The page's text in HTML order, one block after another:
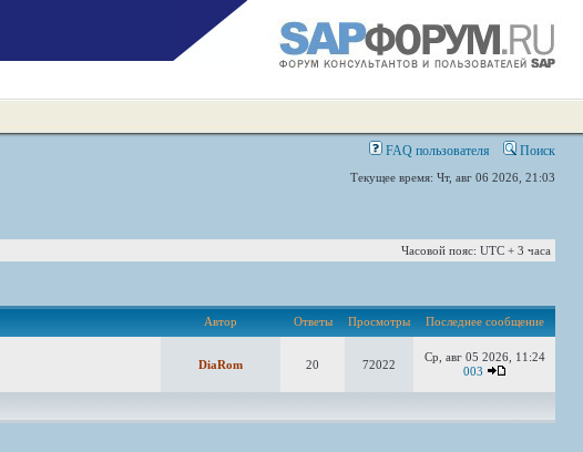
FAQ пользователя Поиск
Текущее время: Чт, авг 06 2026, 21:03
Часовой пояс: UTC + 3 часа
Автор Ответы Просмотры Последнее сообщение
DiaRom 20 72022
Ср, авг 05 2026, 11:24
003